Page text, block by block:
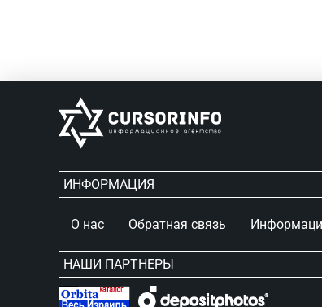
ИНФОРМАЦИЯ
О нас Обратная связь
НАШИ ПАРТНЕРЫ